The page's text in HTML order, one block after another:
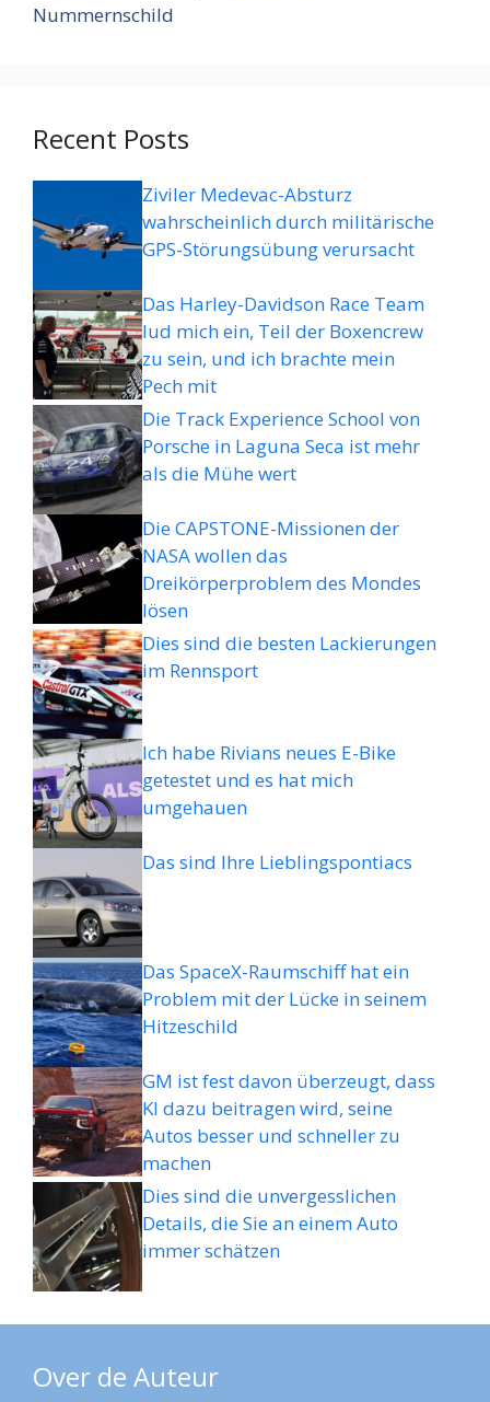
Nummernschild
Recent Posts
Ziviler Medevac-Absturz
wahrscheinlich durch militärische
GPS-Störungsübung verursacht
Das Harley-Davidson Race Team
lud mich ein, Teil der Boxencrew
zu sein, und ich brachte mein
Pech mit
Die Track Experience School von
Porsche in Laguna Seca ist mehr
als die Mühe wert
Die CAPSTONE-Missionen der
NASA wollen das
Dreikörperproblem des Mondes
lösen
Dies sind die besten Lackierungen
im Rennsport
Ich habe Rivians neues E-Bike
getestet und es hat mich
umgehauen
Das sind Ihre Lieblingspontiacs
Das SpaceX-Raumschiff hat ein
Problem mit der Lücke in seinem
Hitzeschild
GM ist fest davon überzeugt, dass
KI dazu beitragen wird, seine
Autos besser und schneller zu
machen
Dies sind die unvergesslichen
Details, die Sie an einem Auto
immer schätzen
Over de Auteur